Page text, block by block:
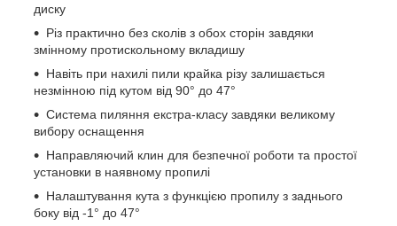
диску
Різ практично без сколів з обох сторін завдяки
змінному протискольному вкладишу
Навіть при нахилі пили крайка різу залишається
незмінною під кутом від 90° до 47°
Система пиляння екстра-класу завдяки великому
вибору оснащення
Направляючий клин для безпечної роботи та простої
установки в наявному пропилі
Налаштування кута з функцією пропилу з заднього
боку від -1° до 47°